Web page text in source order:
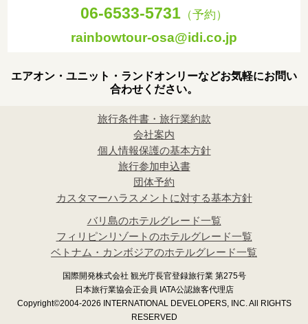
06-6533-5731 （予約）
rainbowtour-osa@idi.co.jp
エアオン・ユニット・ランドオンリーなどお気軽にお問い
合わせください。
旅行条件書・旅行業約款
会社案内
個人情報保護の基本方針
旅行参加申込書
団体予約
カスタマーハラスメントに対する基本方針
バリ島のホテルグレード一覧
フィリピンリゾートのホテルグレード一覧
ベトナム・カンボジアのホテルグレード一覧
国際開発株式会社 観光庁長官登録旅行業 第275号
日本旅行業協会正会員 IATA公認旅客代理店
Copyright©2004-2026 INTERNATIONAL DEVELOPERS, INC. All RIGHTS
RESERVED